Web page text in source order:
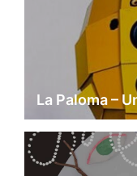
La Paloma –